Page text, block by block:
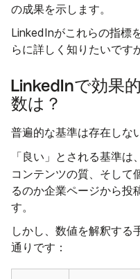
の成果を示します。
LinkedInがこれらの指標
らに詳しく知りたいです
LinkedInで効果
数は？
普遍的な基準は存在しな
「良い」とされる基準は、
コンテンツの質、そして
るのか企業ページから投
す。
しかし、数値を解釈する
通りです：